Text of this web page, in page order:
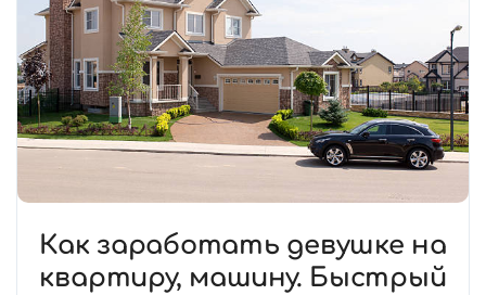
Как заработать девушке на
квартиру, машину. Быстрый